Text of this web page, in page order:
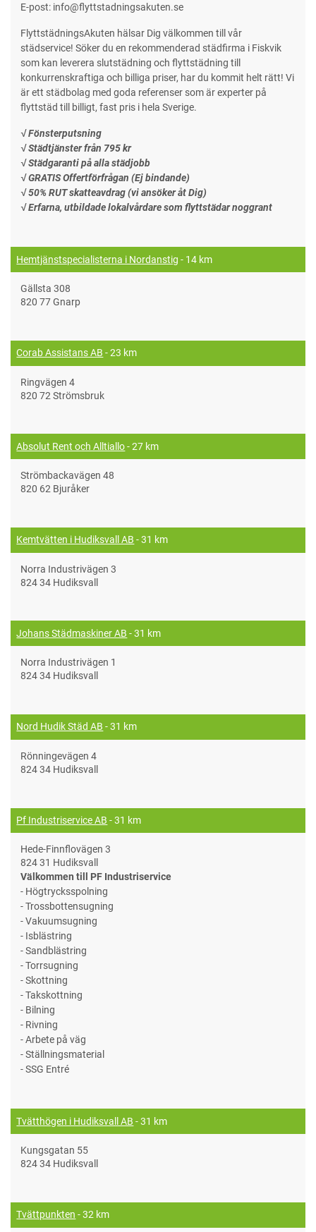
E-post: info@flyttstadningsakuten.se
FlyttstädningsAkuten hälsar Dig välkommen till vår
städservice! Söker du en rekommenderad städfirma i Fiskvik
som kan leverera slutstädning och flyttstädning till
konkurrenskraftiga och billiga priser, har du kommit helt rätt! Vi
är ett städbolag med goda referenser som är experter på
flyttstäd till billigt, fast pris i hela Sverige.
√ Fönsterputsning
√ Städtjänster från 795 kr
√ Städgaranti på alla städjobb
√ GRATIS Offertförfrågan (Ej bindande)
√ 50% RUT skatteavdrag (vi ansöker åt Dig)
√ Erfarna, utbildade lokalvårdare som flyttstädar noggrant
Hemtjänstspecialisterna i Nordanstig - 14 km
Gällsta 308
820 77 Gnarp
Corab Assistans AB - 23 km
Ringvägen 4
820 72 Strömsbruk
Absolut Rent och Alltiallo- 27 km
Strömbackavägen 48
820 62 Bjuråker
Kemtvätten i Hudiksvall AB - 31 km
Norra Industrivägen 3
824 34 Hudiksvall
Johans Städmaskiner AB - 31 km
Norra Industrivägen 1
824 34 Hudiksvall
Nord Hudik Städ AB - 31 km
Rönningevägen 4
824 34 Hudiksvall
Pf Industriservice AB - 31 km
Hede-Finnflovägen 3
824 31 Hudiksvall
Välkommen till PF Industriservice
- Högtrycksspolning
- Trossbottensugning
- Vakuumsugning
- Isblästring
- Sandblästring
- Torrsugning
- Skottning
- Takskottning
- Bilning
- Rivning
- Arbete på väg
- Ställningsmaterial
- SSG Entré
Tvätthögen i Hudiksvall AB - 31 km
Kungsgatan 55
824 34 Hudiksvall
Tvättpunkten - 32 km